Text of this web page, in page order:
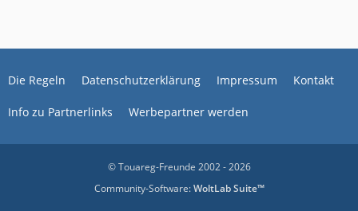
Die Regeln Datenschutzerklärung Impressum Kontakt
Info zu Partnerlinks Werbepartner werden
© Touareg-Freunde 2002 - 2026
Community-Software:WoltLab Suite™